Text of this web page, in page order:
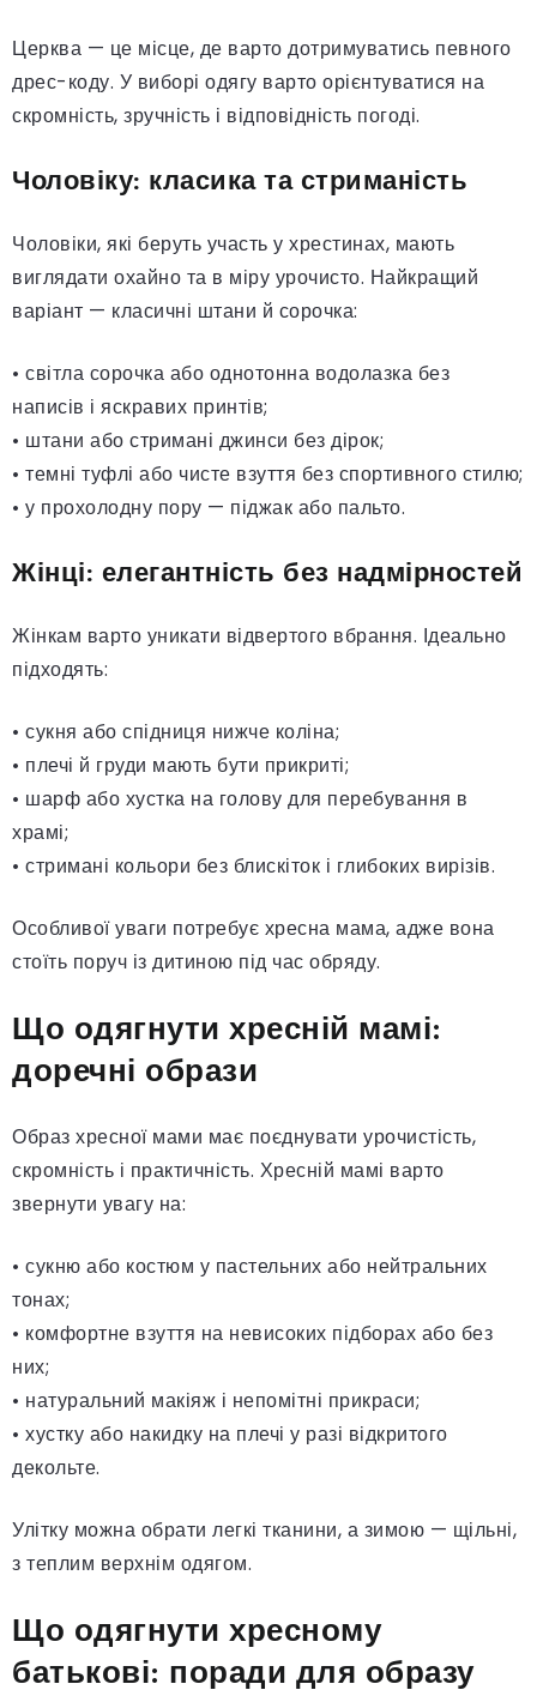
Церква — це місце, де варто дотримуватись певного
дрес-коду. У виборі одягу варто орієнтуватися на
скромність, зручність і відповідність погоді.
Чоловіку: класика та стриманість
Чоловіки, які беруть участь у хрестинах, мають
виглядати охайно та в міру урочисто. Найкращий
варіант — класичні штани й сорочка:
• світла сорочка або однотонна водолазка без
написів і яскравих принтів;
• штани або стримані джинси без дірок;
• темні туфлі або чисте взуття без спортивного стилю;
• у прохолодну пору — піджак або пальто.
Жінці: елегантність без надмірностей
Жінкам варто уникати відвертого вбрання. Ідеально
підходять:
• сукня або спідниця нижче коліна;
• плечі й груди мають бути прикриті;
• шарф або хустка на голову для перебування в
храмі;
• стримані кольори без блискіток і глибоких вирізів.
Особливої уваги потребує хресна мама, адже вона
стоїть поруч із дитиною під час обряду.
Що одягнути хресній мамі:
доречні образи
Образ хресної мами має поєднувати урочистість,
скромність і практичність. Хресній мамі варто
звернути увагу на:
• сукню або костюм у пастельних або нейтральних
тонах;
• комфортне взуття на невисоких підборах або без
них;
• натуральний макіяж і непомітні прикраси;
• хустку або накидку на плечі у разі відкритого
декольте.
Улітку можна обрати легкі тканини, а зимою — щільні,
з теплим верхнім одягом.
Що одягнути хресному
батькові: поради для образу